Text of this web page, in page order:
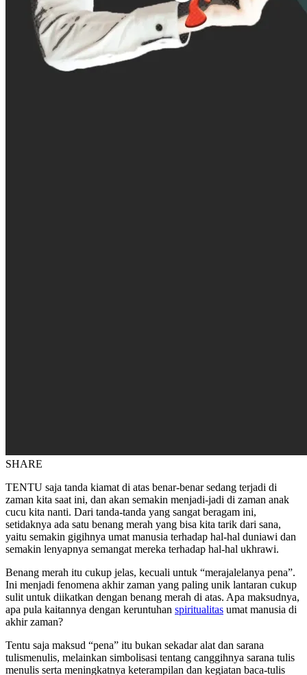
SHARE
TENTU saja tanda kiamat di atas benar-benar sedang terjadi di
zaman kita saat ini, dan akan semakin menjadi-jadi di zaman anak
cucu kita nanti. Dari tanda-tanda yang sangat beragam ini,
setidaknya ada satu benang merah yang bisa kita tarik dari sana,
yaitu semakin gigihnya umat manusia terhadap hal-hal duniawi dan
semakin lenyapnya semangat mereka terhadap hal-hal ukhrawi.
Benang merah itu cukup jelas, kecuali untuk “merajalelanya pena”.
Ini menjadi fenomena akhir zaman yang paling unik lantaran cukup
sulit untuk diikatkan dengan benang merah di atas. Apa maksudnya,
apa pula kaitannya dengan keruntuhan spiritualitas umat manusia di
akhir zaman?
Tentu saja maksud “pena” itu bukan sekadar alat dan sarana
tulismenulis, melainkan simbolisasi tentang canggihnya sarana tulis
menulis serta meningkatnya keterampilan dan kegiatan baca-tulis